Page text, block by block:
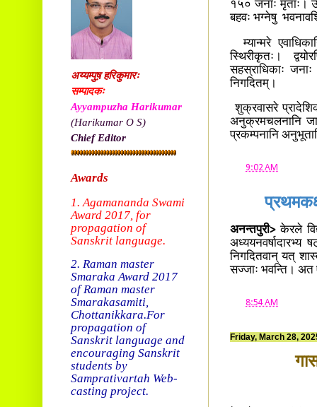
१५० जनाः मृताः।
बहवः भग्नेषु
म्यान्मरे
स्थिरीकृतः।
सहस्राधिकाः जनाः
निगदितम्।
शुक्रवासरे
अनुक्रमचलनानि
प्रकम्पनानि
9:02 AM
अनन्तपुरी>केरले
अध्ययनवर्षादारभ्य
निगदितवान् यत्
सज्जाः भवन्ति। अत
8:54 AM
Friday, March 28,
अय्यम्पुष़ हरिकुमारः
सम्पादकः
Ayyampuzha Harikumar
(Harikumar O S)
Chief Editor
Awards
1. Agamananda Swami
Award 2017, for
propagation of
Sanskrit language.
2. Raman master
Smaraka Award 2017
of Raman master
Smarakasamiti,
Chottanikkara.For
propagation of
Sanskrit language and
encouraging Sanskrit
students by
Samprativartah Web-
casting project.